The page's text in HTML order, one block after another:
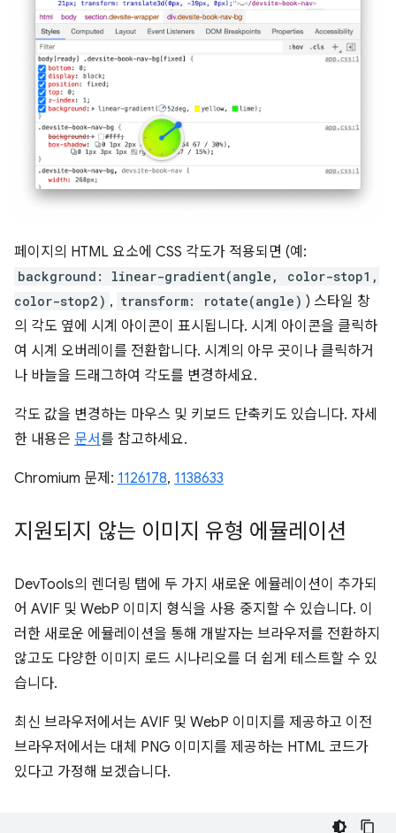
페이지의 HTML 요소에 CSS 각도가 적용되면 (예:
background: linear-gradient(angle, color-stop1,
color-stop2) , transform: rotate(angle) ) 스타일 창
의 각도 옆에 시계 아이콘이 표시됩니다. 시계 아이콘을 클릭하
여 시계 오버레이를 전환합니다. 시계의 아무 곳이나 클릭하거
나 바늘을 드래그하여 각도를 변경하세요.
각도 값을 변경하는 마우스 및 키보드 단축키도 있습니다. 자세
한 내용은 문서를 참고하세요.
Chromium 문제: 1126178, 1138633
지원되지 않는 이미지 유형 에뮬레이션
DevTools의 렌더링 탭에 두 가지 새로운 에뮬레이션이 추가되
어 AVIF 및 WebP 이미지 형식을 사용 중지할 수 있습니다. 이
러한 새로운 에뮬레이션을 통해 개발자는 브라우저를 전환하지
않고도 다양한 이미지 로드 시나리오를 더 쉽게 테스트할 수 있
습니다.
최신 브라우저에서는 AVIF 및 WebP 이미지를 제공하고 이전
브라우저에서는 대체 PNG 이미지를 제공하는 HTML 코드가
있다고 가정해 보겠습니다.